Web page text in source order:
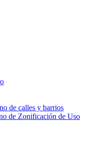
de calles y barrios
de Zonificación de Uso